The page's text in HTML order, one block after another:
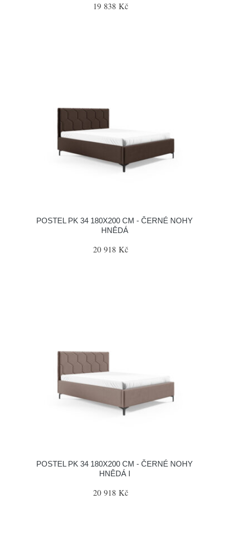
19 838 Kč
POSTEL PK 34 180X200 CM - ČERNÉ NOHY
HNĚDÁ
20 918 Kč
POSTEL PK 34 180X200 CM - ČERNÉ NOHY
HNĚDÁ I
20 918 Kč